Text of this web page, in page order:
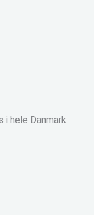
hele Danmark.